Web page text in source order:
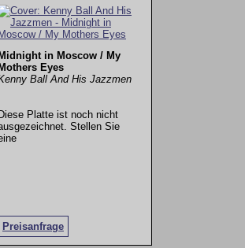
Midnight in Moscow / My
Mothers Eyes
Ball And His Jazzmen
Diese Platte ist noch nicht
Stellen Sie
Preisanfrage